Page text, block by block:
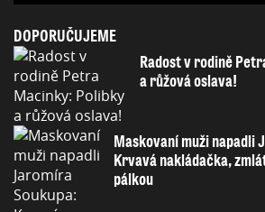
DOPORUČUJEME
Radost v rodině
a růžová oslava!
Maskovaní muži napadli
Krvavá nakládačka,
pálkou